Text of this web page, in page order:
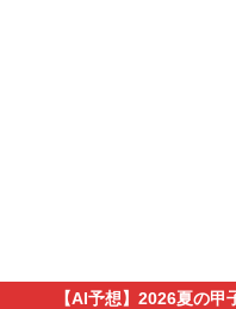
【AI予想】2026夏の